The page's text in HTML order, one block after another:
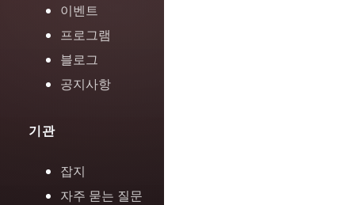
이벤트
프로그램
블로그
공지사항
기관
잡지
자주 묻는 질문